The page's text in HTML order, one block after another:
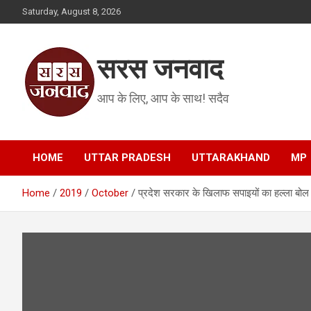
to
Saturday, August 8, 2026
सरस जनवाद
आप के लिए, आप के साथ! सदैव
HOME UTTAR PRADESH UTTARAKHAND MP
Home 2019 October प्रदेश सरकार के खिलाफ सपाइयों का हल्ला बोल